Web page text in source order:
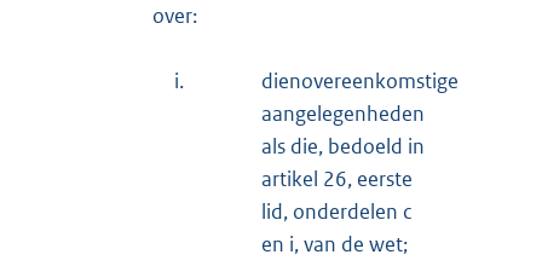
over:
i.
dienovereenkomstige
aangelegenheden
als die, bedoeld in
artikel 26, eerste
lid, onderdelen c
en i, van de wet;